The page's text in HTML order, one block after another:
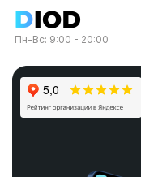
Пн-Вс: 9:00 - 20:00